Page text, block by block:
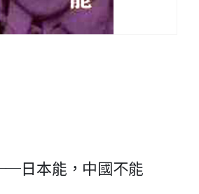
日本能，中國不能